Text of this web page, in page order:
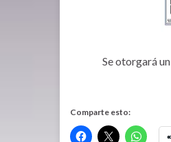
Se otorgará un
Comparte esto: